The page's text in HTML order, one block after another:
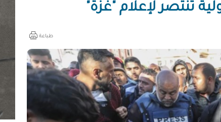
تنتصر لإعلام "غزة"
طباعة